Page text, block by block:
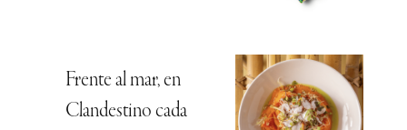
Frente al mar, en
Clandestino cada